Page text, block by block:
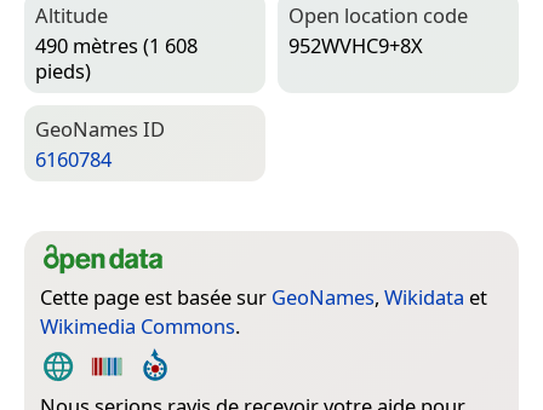
Altitude
490 mètres (1 608
pieds)
Open location code
952WVHC9+8X
Geo­Names ID
6160784
Cette page est basée sur GeoNames, Wikidata et
Wikimedia Commons.